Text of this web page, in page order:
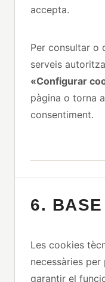
accepta.
Per consultar o
serveis
«Configurar
pàgina o torna
consentiment.
6.
Les cookies
necessàries
garantir el